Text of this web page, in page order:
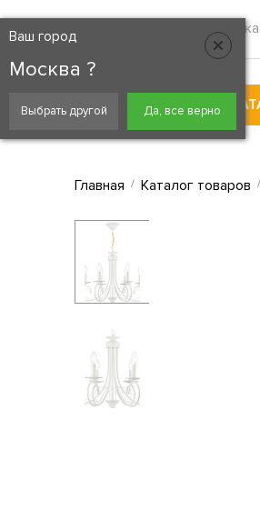
Москва
Ваш город
Москва ?
Выбрать другой Да, все верно
Доставка
Главная Каталог товаров